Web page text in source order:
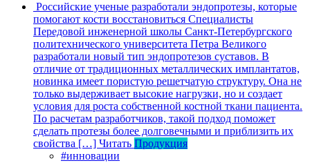
Российские ученые разработали эндопротезы, которые
помогают кости восстановиться Специалисты
Передовой инженерной школы Санкт-Петербургского
политехнического университета Петра Великого
разработали новый тип эндопротезов суставов. В
отличие от традиционных металлических имплантатов,
новинка имеет пористую решетчатую структуру. Она не
только выдерживает высокие нагрузки, но и создает
условия для роста собственной костной ткани пациента.
По расчетам разработчиков, такой подход поможет
сделать протезы более долговечными и приблизить их
свойства […] Читать Продукция
#инновации